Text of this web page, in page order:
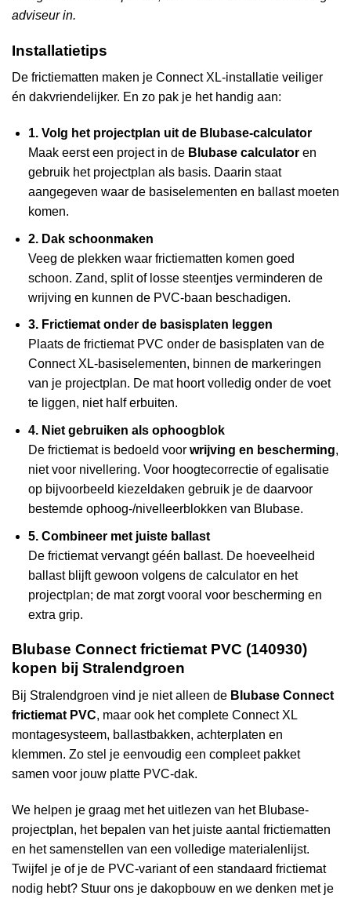
adviseur in.
Installatietips
De frictiematten maken je Connect XL-installatie veiliger
én dakvriendelijker. En zo pak je het handig aan:
1. Volg het projectplan uit de Blubase-calculator
Maak eerst een project in de Blubase calculatoren
gebruik het projectplan als basis. Daarin staat
aangegeven waar de basiselementen en ballast moeten
komen.
2. Dak schoonmaken
Veeg de plekken waar frictiematten komen goed
schoon. Zand, split of losse steentjes verminderen de
wrijving en kunnen de PVC-baan beschadigen.
3. Frictiemat onder de basisplaten leggen
Plaats de frictiemat PVC onder de basisplaten van de
Connect XL-basiselementen, binnen de markeringen
van je projectplan. De mat hoort volledig onder de voet
te liggen, niet half erbuiten.
4. Niet gebruiken als ophoogblok
De frictiemat is bedoeld voor wrijving en bescherming,
niet voor nivellering. Voor hoogtecorrectie of egalisatie
op bijvoorbeeld kiezeldaken gebruik je de daarvoor
bestemde ophoog-/nivelleerblokken van Blubase.
5. Combineer met juiste ballast
De frictiemat vervangt géén ballast. De hoeveelheid
ballast blijft gewoon volgens de calculator en het
projectplan; de mat zorgt vooral voor bescherming en
extra grip.
Blubase Connect frictiemat PVC (140930)
kopen bij Stralendgroen
Bij Stralendgroen vind je niet alleen de Blubase Connect
frictiemat PVC, maar ook het complete Connect XL
montagesysteem, ballastbakken, achterplaten en
klemmen. Zo stel je eenvoudig een compleet pakket
samen voor jouw platte PVC-dak.
We helpen je graag met het uitlezen van het Blubase-
projectplan, het bepalen van het juiste aantal frictiematten
en het samenstellen van een volledige materialenlijst.
Twijfel je of je de PVC-variant of een standaard frictiemat
nodig hebt? Stuur ons je dakopbouw en we denken met je